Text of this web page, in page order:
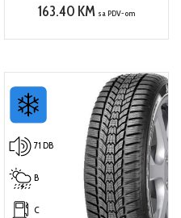
163.40 KM sa PDV-om
71 DB
B
C